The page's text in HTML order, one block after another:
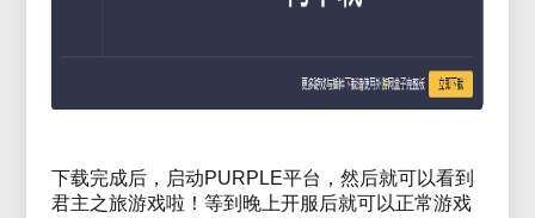
下载完成后，启动PURPLE平台，然后就可以看到
君主之旅游戏啦！等到晚上开服后就可以正常游戏